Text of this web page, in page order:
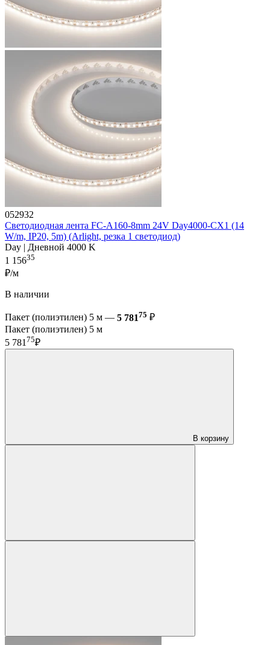
052932
Светодиодная лента FC-A160-8mm 24V Day4000-CX1 (14
W/m, IP20, 5m) (Arlight, резка 1 светодиод)
Day | Дневной 4000 K
1 15635
₽/м
В наличии
Пакет (полиэтилен) 5 м — 5 78175 ₽
Пакет (полиэтилен) 5 м
5 781 75₽
В корзину